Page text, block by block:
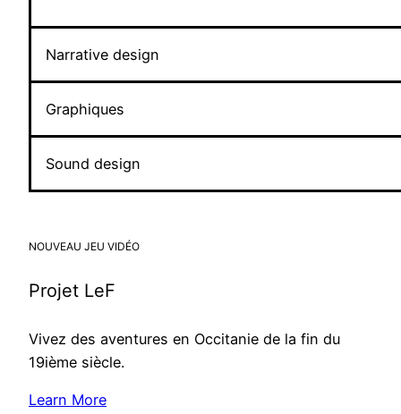
Narrative design
Graphiques
Sound design
NOUVEAU JEU VIDÉO
Projet LeF
Vivez des aventures en Occitanie de la fin du
19ième siècle.
Learn More